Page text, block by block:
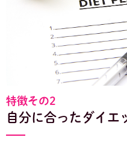
特徴その2
自分に合ったダイエ